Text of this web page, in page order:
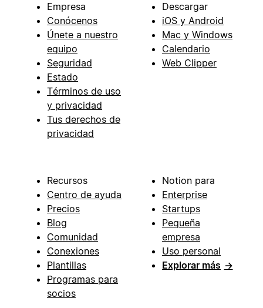
Empresa
Conócenos
Únete a nuestro
equipo
Seguridad
Estado
Términos de uso
y privacidad
Tus derechos de
privacidad
Descargar
iOS y Android
Mac y Windows
Calendario
Web Clipper
Recursos
Centro de ayuda
Precios
Blog
Comunidad
Conexiones
Plantillas
Programas para
socios
Notion para
Enterprise
Startups
Pequeña
empresa
Uso personal
Explorar más →